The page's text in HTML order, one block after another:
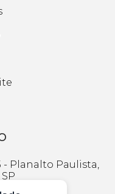
- Planalto Paulista,